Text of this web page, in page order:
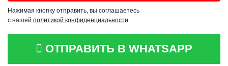
Нажимая кнопку отправить, вы соглашаетесь
с нашей политикой конфиденциальности
ОТПРАВИТЬ В WHATSAPP